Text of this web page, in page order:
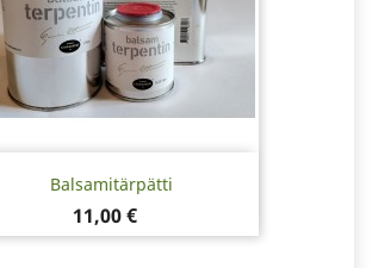
Balsamitärpätti
Hinta
11,00 €